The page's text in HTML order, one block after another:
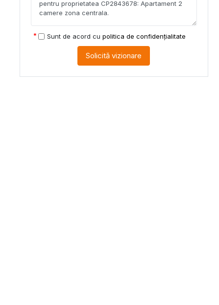
Sunt de acord cu politica de confidențialitate
Solicită vizionare